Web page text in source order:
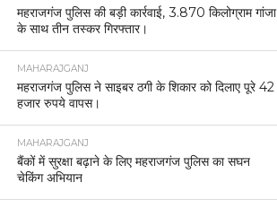
महराजगंज पुलिस की बड़ी कार्रवाई, 3.870 किलोग्राम गांजा
के साथ तीन तस्कर गिरफ्तार।
MAHARAJGANJ
महराजगंज पुलिस ने साइबर ठगी के शिकार को दिलाए पूरे 42
हजार रुपये वापस।
MAHARAJGANJ
बैंकों में सुरक्षा बढ़ाने के लिए महराजगंज पुलिस का सघन
चेकिंग अभियान